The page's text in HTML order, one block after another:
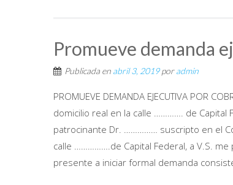
Promueve demanda
Publicada en abril 3, 2019poradmin
PROMUEVE DEMANDA EJECUTIVA POR
domicilio real en la calle …………. de Capital
patrocinante Dr. …………… suscripto en el
calle …………….de Capital Federal, a V.S.
presente a iniciar formal demanda